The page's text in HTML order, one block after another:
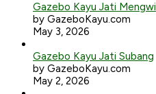
Gazebo Kayu Jati Mengwi
by GazeboKayu.com
May 3, 2026
Gazebo Kayu Jati Subang
by GazeboKayu.com
May 2, 2026